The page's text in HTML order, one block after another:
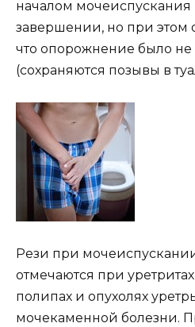
началом мочеиспускания
завершении, но при этом
что опорожнение было не
(сохраняются позывы в
Рези при
отмечаются при
полипах и опухолях
мочекаменной болезни.